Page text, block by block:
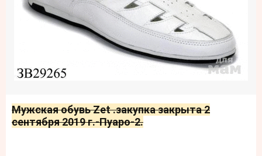
Мужская обувь Zet .закупка закрыта 2
сентября 2019 г.-Пуаро-2.